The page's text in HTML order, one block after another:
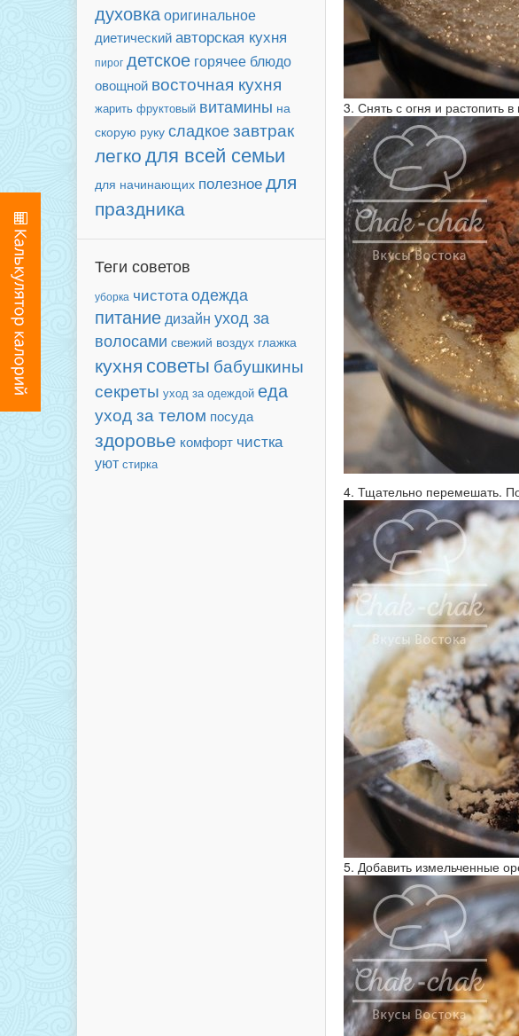
духовкаоригинальное
диетическийавторская кухня
пирог детское горячее блюдо
овощной восточная кухня
жарить фруктовый витамины на
скорую руку сладкоезавтрак
легкодля всей семьи
для начинающих полезноедля
праздника
Теги советов
уборка чистотаодежда
питаниедизайн уход за
волосами свежий воздух глажка
кухня советы бабушкины
секреты уход за одеждой еда
уход за телом посуда
здоровье комфорт чистка
уют стирка
3. Снять с огня и растопить
4. Тщательно перемешать.
5. Добавить измельченные